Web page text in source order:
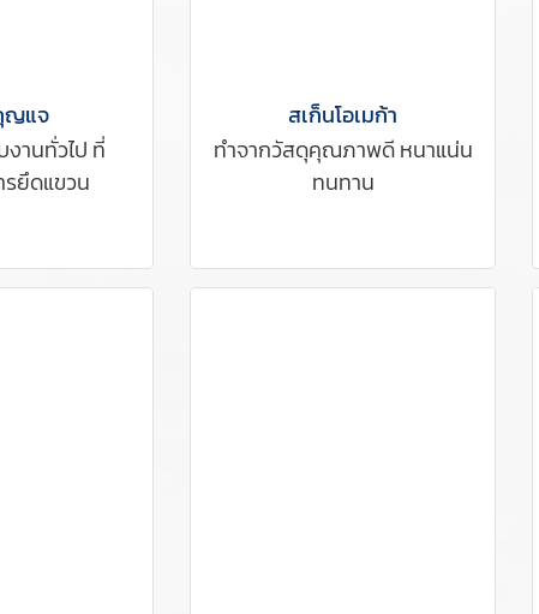
ญแจ
านทั่วไป ที่
ยึดแขวน
สเก็นโอเมก้า
ทำจากวัสดุคุณภาพดี หนาแน่น
ทนทาน